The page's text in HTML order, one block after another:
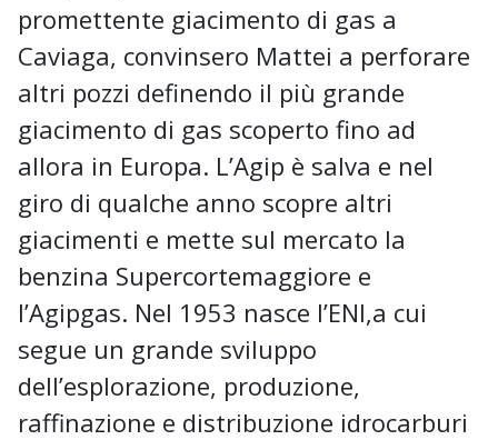
promettente giacimento di gas a
Caviaga, convinsero Mattei a perforare
altri pozzi definendo il più grande
giacimento di gas scoperto fino ad
allora in Europa. L’Agip è salva e nel
giro di qualche anno scopre altri
giacimenti e mette sul mercato la
benzina Supercortemaggiore e
l’Agipgas. Nel 1953 nasce l’ENI,a cui
segue un grande sviluppo
dell’esplorazione, produzione,
raffinazione e distribuzione idrocarburi